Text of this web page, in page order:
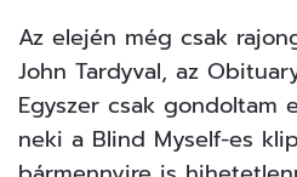
Az elején még csak
John Tardyval, az
Egyszer csak gondoltam
neki a Blind Myself-es